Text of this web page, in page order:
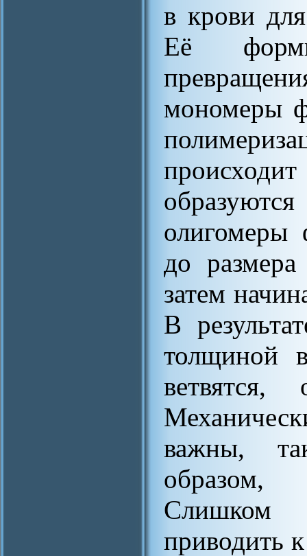
в крови
Её
мономеры
олигомеры
до
затем
В
толщиной
ветвятся,
важны,
образом,
Слишком
приводить